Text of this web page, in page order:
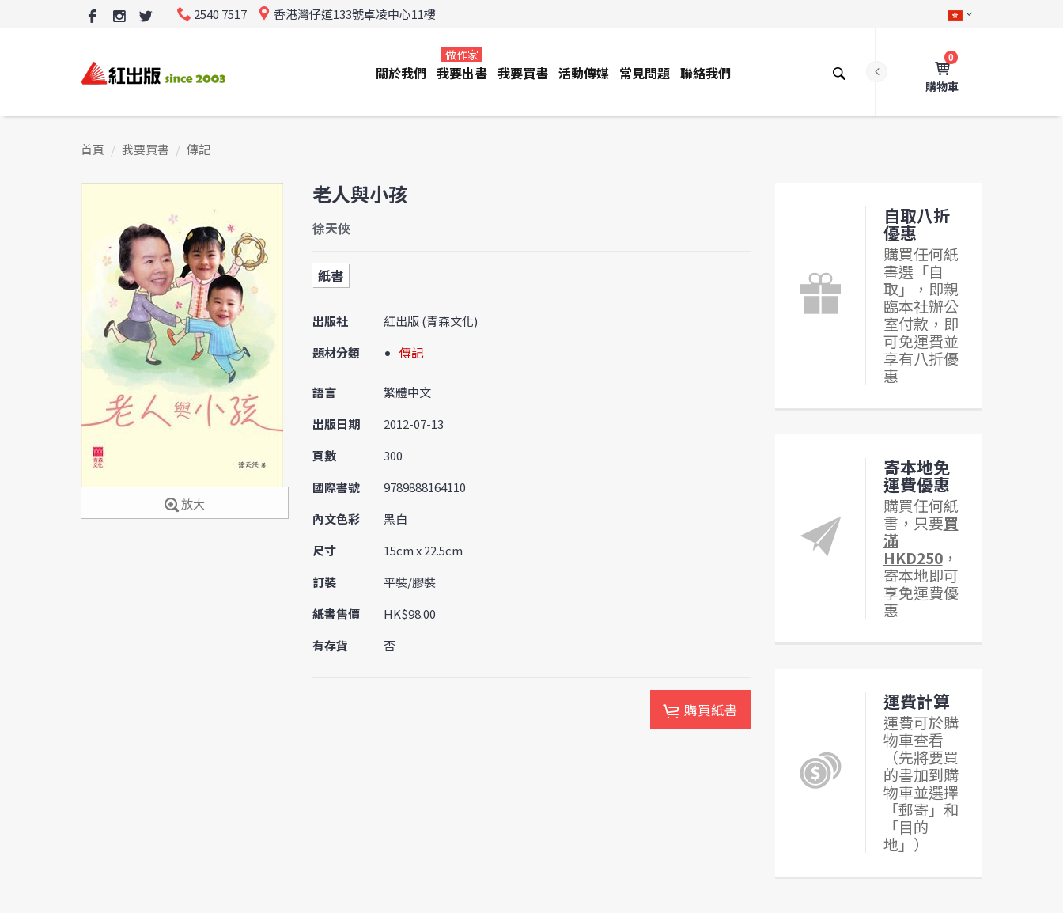
2540 7517 香港灣仔道133號卓凌中心11樓
0
購物車
關於我們 我要出書
做作家
我要買書 活動傳媒 常見問題 聯絡我們
首頁 我要買書 傳記
放大
老人與小孩
徐天俠
紙書
出版社
紅出版 (青森文化)
題材分類
傳記
語言
繁體中文
出版日期
2012-07-13
頁數
300
國際書號
9789888164110
內文色彩
黑白
尺寸
15cm x 22.5cm
訂裝
平裝/膠裝
紙書售價
HK$98.00
有存貨
否
購買紙書
自取八折
優惠
購買任何紙
書選「自
取」，即親
臨本社辦公
室付款，即
可免運費並
享有八折優
惠
寄本地免
運費優惠
購買任何紙
書，只要買
滿
HKD250，
寄本地即可
享免運費優
惠
運費計算
運費可於購
物車查看
（先將要買
的書加到購
物車並選擇
「郵寄」和
「目的
地」）